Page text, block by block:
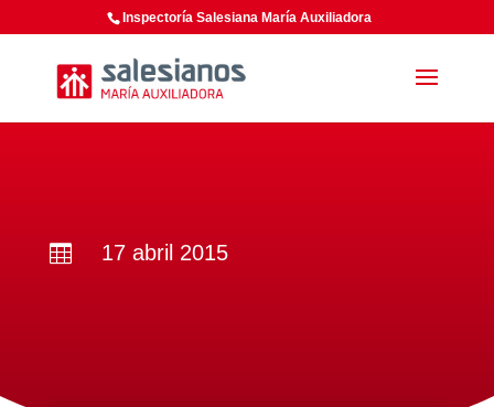
Inspectoría Salesiana María Auxiliadora
 17 abril 2015